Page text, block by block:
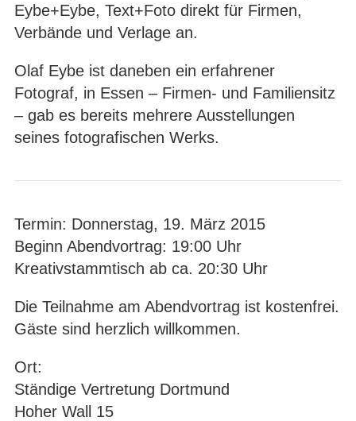
Eybe+Eybe, Text+Foto direkt für Firmen,
Verbände und Verlage an.
Olaf Eybe ist daneben ein erfahrener
Fotograf, in Essen – Firmen- und Familiensitz
– gab es bereits mehrere Ausstellungen
seines fotografischen Werks.
Termin: Donnerstag, 19. März 2015
Beginn Abendvortrag: 19:00 Uhr
Kreativstammtisch ab ca. 20:30 Uhr
Die Teilnahme am Abendvortrag ist kostenfrei.
Gäste sind herzlich willkommen.
Ort:
Ständige Vertretung Dortmund
Hoher Wall 15